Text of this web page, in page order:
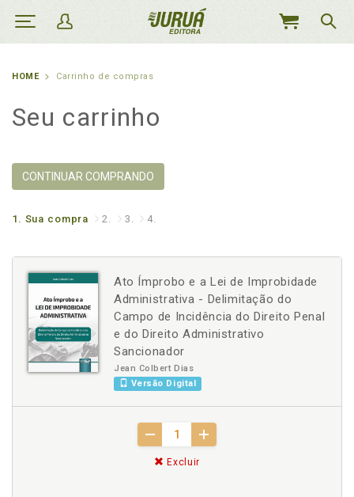
MEU
HOME Carrinho de compras
Seu carrinho
CONTINUAR COMPRANDO
1. Sua compra 2. 3. 4.
Ato Ímprobo e a Lei de Improbidade
Administrativa - Delimitação do
Campo de Incidência do Direito Penal
e do Direito Administrativo
Sancionador
Jean Colbert Dias
Versão Digital
Excluir